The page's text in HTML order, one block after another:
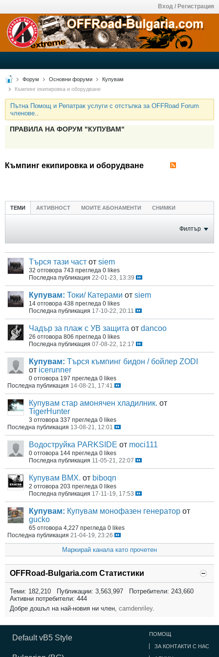
Вход / Регистрация
Форум Основни форуми
Купувам
Къмпинг екипировка и оборудване
Пътна Помощ и Репатрак услуги с отстъпка за OFFRoad Forum
членове..
ПРАВИЛА НА ФОРУМ "КУПУВАМ"
Къмпинг екипировка и оборудване
ТЕМИ АКТИВНОСТ МОИТЕ АБОНАМЕНТИ СНИМКИ
Филтър
Търся тази част от siem
32 отговора 743 прегледа 0 likes
Последна публикация 22-01-23, 13:39
Купувам: Токи/ Катерами от siem
14 отговора 438 прегледа 0 likes
Последна публикация 17-10-22, 20:11
Чадър за плаж с УВ защита от dancoo
26 отговора 806 прегледа 0 likes
Последна публикация 07-08-22, 12:17
Купувам: Търся къмпинг бидон / бойлер ZODI
от icerunner
0 отговора 197 прегледа 0 likes
Последна публикация 14-08-21, 17:41
Купувам стар амонячен хладилник. от
TigerHunter
3 отговора 337 прегледа 0 likes
Последна публикация 13-08-21, 12:01
Водоструйка PARKSIDE от moci111
0 отговора 144 прегледа 0 likes
Последна публикация 11-05-21, 22:07
Купувам BMX. от biboqn
2 отговора 203 прегледа 0 likes
Последна публикация 17-11-19, 17:53
Купувам: Купувам монофазен генератор от
gucko
65 отговора 4,227 прегледа 0 likes
Последна публикация 21-04-19, 23:26
Маркирай канала като прочетен
OFFRoad-Bulgaria.com Статистики
Теми: 182,210 Публикации: 3,563,997 Потребители: 243,660
Активни потребители: 444
Добре дошъл на най-новия ни член, camdenriley.
Default vB5 Style ПОМОЩ
ЗА КОНТАКТИ С НАС